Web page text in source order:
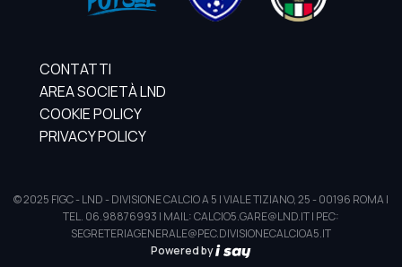
CONTATTI
AREA SOCIETÀ LND
COOKIE POLICY
PRIVACY POLICY
© 2025 FIGC - LND - DIVISIONE CALCIO A 5 | VIALE TIZIANO, 25 - 00196 ROMA |
TEL. 06.98876993 | MAIL: CALCIO5.GARE@LND.IT | PEC:
SEGRETERIAGENERALE@PEC.DIVISIONECALCIOA5.IT
Powered by